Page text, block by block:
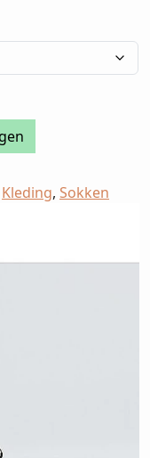
Kleding, Sokken